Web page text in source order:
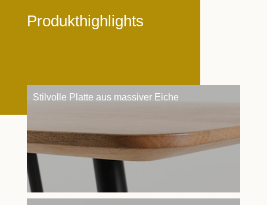
Produkthighlights
Stilvolle Platte aus massiver Eiche